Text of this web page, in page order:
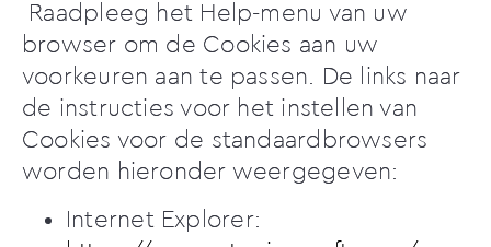
Raadpleeg het Help-menu van uw
browser om de Cookies aan uw
voorkeuren aan te passen. De links naar
de instructies voor het instellen van
Cookies voor de standaardbrowsers
worden hieronder weergegeven:
Internet Explorer: